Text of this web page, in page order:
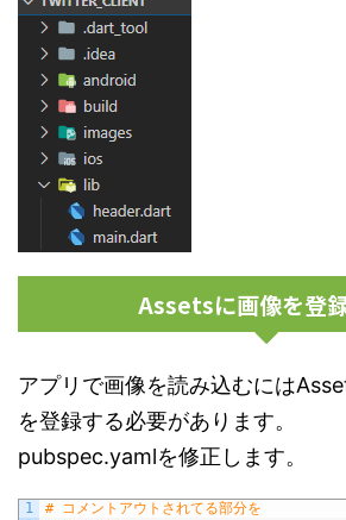
Assetsに画像を登
アプリで画像を読み込むには
を登録する必要があります。
pubspec.yamlを修正します。
1
# コメントアウトされてる部分を